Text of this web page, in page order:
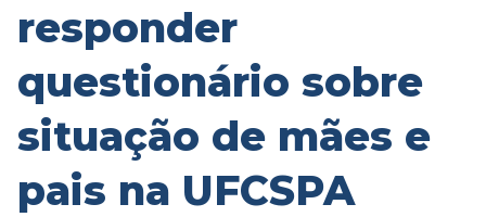
responder
questionário sobre
situação de mães e
pais na UFCSPA